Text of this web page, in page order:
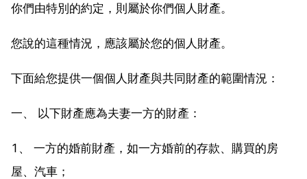
你們由特別的約定，則屬於你們個人財產。
您說的這種情況，應該屬於您的個人財產。
下面給您提供一個個人財產與共同財產的範圍情況：
一、 以下財產應為夫妻一方的財產：
1、 一方的婚前財產，如一方婚前的存款、購買的房
屋、汽車；